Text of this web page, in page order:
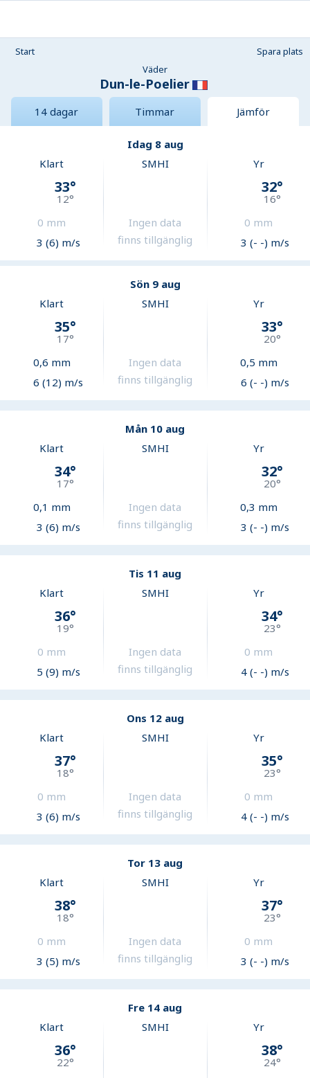
Start
Spara plats
Väder
Dun-le-Poelier
14 dagar Timmar Jämför
Idag 8 aug
Klart
33°
12°
0 mm
3 (6) m/s
SMHI
Ingen data
finns tillgänglig
Yr
32°
16°
0 mm
3 (- -) m/s
Sön 9 aug
Klart
35°
17°
0,6 mm
6 (12) m/s
SMHI
Ingen data
finns tillgänglig
Yr
33°
20°
0,5 mm
6 (- -) m/s
Mån 10 aug
Klart
34°
17°
0,1 mm
3 (6) m/s
SMHI
Ingen data
finns tillgänglig
Yr
32°
20°
0,3 mm
3 (- -) m/s
Tis 11 aug
Klart
36°
19°
0 mm
5 (9) m/s
SMHI
Ingen data
finns tillgänglig
Yr
34°
23°
0 mm
4 (- -) m/s
Ons 12 aug
Klart
37°
18°
0 mm
3 (6) m/s
SMHI
Ingen data
finns tillgänglig
Yr
35°
23°
0 mm
4 (- -) m/s
Tor 13 aug
Klart
38°
18°
0 mm
3 (5) m/s
SMHI
Ingen data
finns tillgänglig
Yr
37°
23°
0 mm
3 (- -) m/s
Fre 14 aug
Klart
36°
22°
SMHI Yr
38°
24°